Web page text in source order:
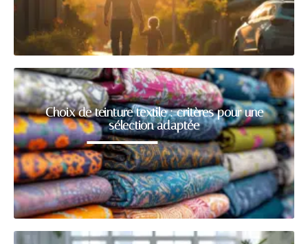
Choix de teinture textile : critères pour une
sélection adaptée